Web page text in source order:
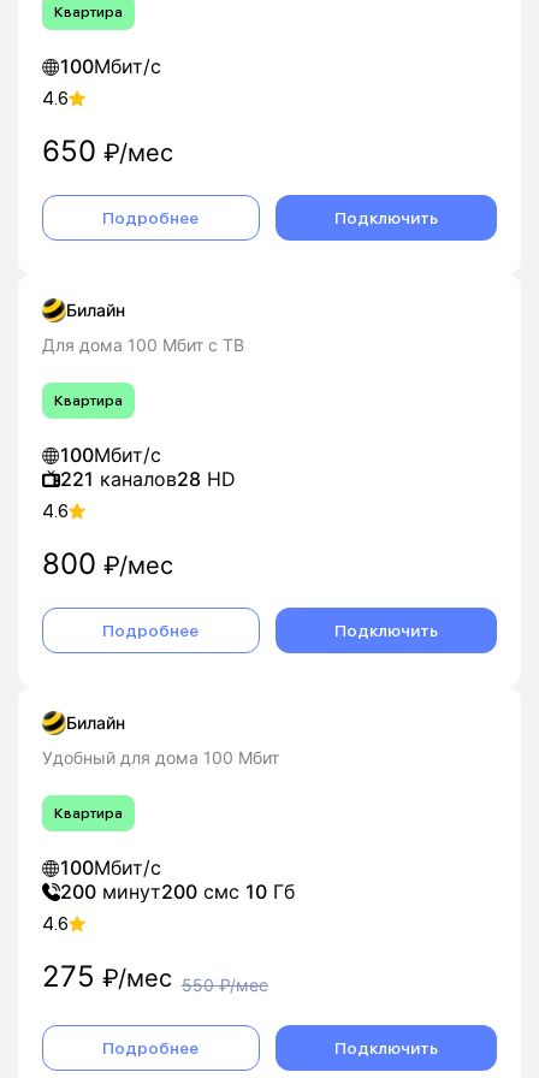
Квартира
100Мбит/с
4.6
650 ₽/мес
Подробнее Подключить
Билайн
Для дома 100 Мбит с ТВ
Квартира
100Мбит/с
221 каналов28 HD
4.6
800 ₽/мес
Подробнее Подключить
Билайн
Удобный для дома 100 Мбит
Квартира
100Мбит/с
200 минут200 смс 10 Гб
4.6
275 ₽/мес 550₽/мес
Подробнее Подключить